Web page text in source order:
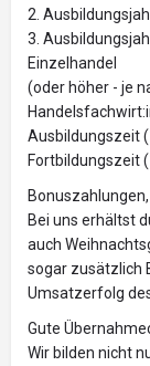
2.
3.
Einzelhandel
(oder höher - je
Ausbildungszeit
Fortbildungszeit
Bei uns erhältst
auch
sogar zusätzlich
Umsatzerfolg
Gute
Wir bilden nicht